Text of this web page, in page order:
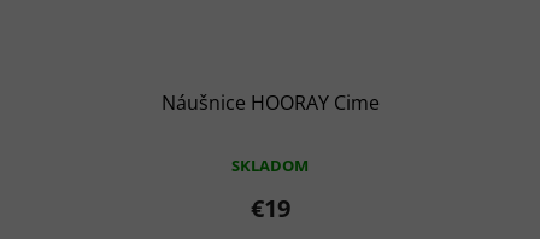
Náušnice HOORAY Cime
SKLADOM
€19